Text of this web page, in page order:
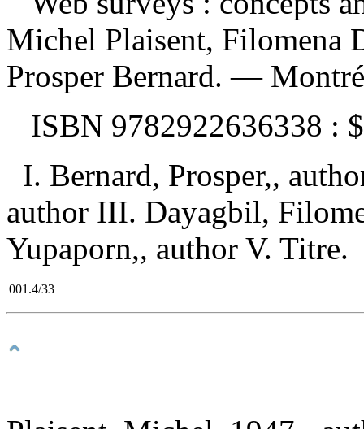
Michel Plaisent, Filomena
Prosper Bernard. —
ISBN 9782922636338 :
I. Bernard, Prosper,,
author III. Dayagbil,
Yupaporn,, author V. Titre.
001.4/33